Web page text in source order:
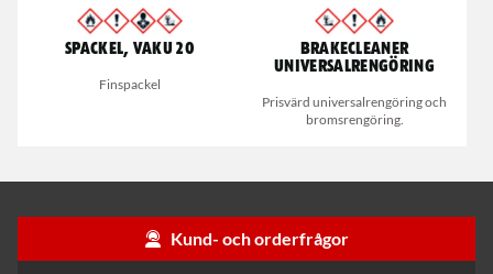
Spackel, VAKU 20
Finspackel
Brakecleaner
universalrengöring
Prisvärd universalrengöring och
bromsrengöring.
Kund- och orderfrågor